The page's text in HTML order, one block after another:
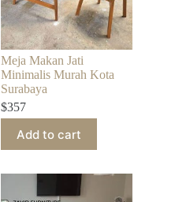
Meja Makan Jati
Minimalis Murah Kota
Surabaya
$357
Add to cart